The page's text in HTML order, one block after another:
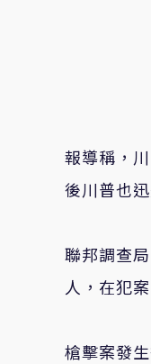
報導稱，
後川普也
聯邦調查
人，在犯
槍擊案發